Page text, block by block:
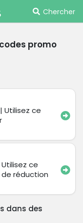
Chercher
promo
Utilisez ce
ce
de réduction
dans des